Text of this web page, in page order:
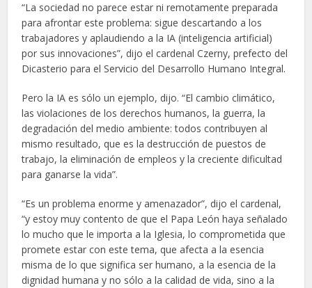
“La sociedad no parece estar ni remotamente preparada
para afrontar este problema: sigue descartando a los
trabajadores y aplaudiendo a la IA (inteligencia artificial)
por sus innovaciones”, dijo el cardenal Czerny, prefecto del
Dicasterio para el Servicio del Desarrollo Humano Integral.
Pero la IA es sólo un ejemplo, dijo. “El cambio climático,
las violaciones de los derechos humanos, la guerra, la
degradación del medio ambiente: todos contribuyen al
mismo resultado, que es la destrucción de puestos de
trabajo, la eliminación de empleos y la creciente dificultad
para ganarse la vida”.
“Es un problema enorme y amenazador”, dijo el cardenal,
“y estoy muy contento de que el Papa León haya señalado
lo mucho que le importa a la Iglesia, lo comprometida que
promete estar con este tema, que afecta a la esencia
misma de lo que significa ser humano, a la esencia de la
dignidad humana y no sólo a la calidad de vida, sino a la